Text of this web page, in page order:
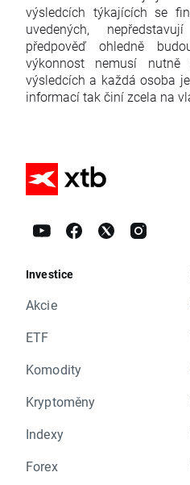
výsledcích týkajících se
uvedených,
předpověď ohledně
výkonnost nemusí
výsledcích a každá osoba
informací tak činí zcela na
Investice
Akcie
ETF
Komodity
Kryptoměny
Indexy
Forex